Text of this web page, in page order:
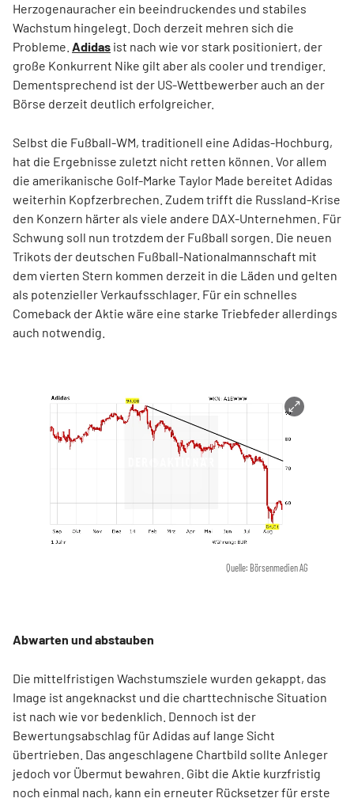
Herzogenauracher ein beeindruckendes und stabiles
Wachstum hingelegt. Doch derzeit mehren sich die
Probleme. Adidas ist nach wie vor stark positioniert, der
große Konkurrent Nike gilt aber als cooler und trendiger.
Dementsprechend ist der US-Wettbewerber auch an der
Börse derzeit deutlich erfolgreicher.
Selbst die Fußball-WM, traditionell eine Adidas-Hochburg,
hat die Ergebnisse zuletzt nicht retten können. Vor allem
die amerikanische Golf-Marke Taylor Made bereitet Adidas
weiterhin Kopfzerbrechen. Zudem trifft die Russland-Krise
den Konzern härter als viele andere DAX-Unternehmen. Für
Schwung soll nun trotzdem der Fußball sorgen. Die neuen
Trikots der deutschen Fußball-Nationalmannschaft mit
dem vierten Stern kommen derzeit in die Läden und gelten
als potenzieller Verkaufsschlager. Für ein schnelles
Comeback der Aktie wäre eine starke Triebfeder allerdings
auch notwendig.
Quelle: Börsenmedien AG
Abwarten und abstauben
Die mittelfristigen Wachstumsziele wurden gekappt, das
Image ist angeknackst und die charttechnische Situation
ist nach wie vor bedenklich. Dennoch ist der
Bewertungsabschlag für Adidas auf lange Sicht
übertrieben. Das angeschlagene Chartbild sollte Anleger
jedoch vor Übermut bewahren. Gibt die Aktie kurzfristig
noch einmal nach, kann ein erneuter Rücksetzer für erste